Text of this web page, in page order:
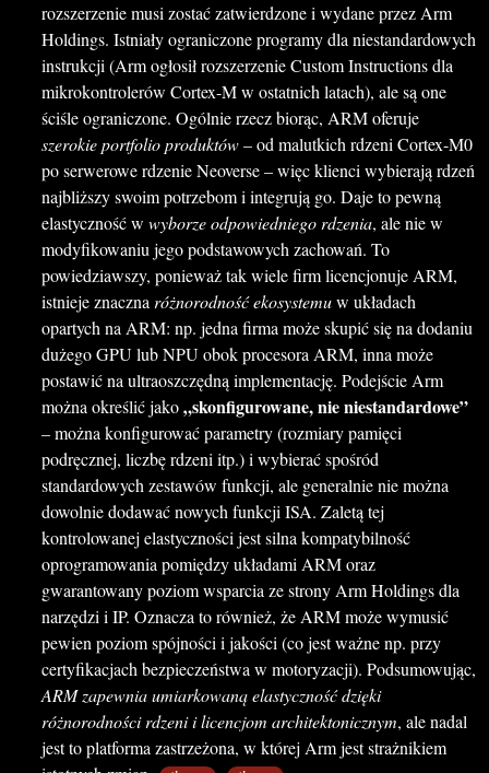
rozszerzenie musi zostać zatwierdzone i wydane przez Arm
Holdings. Istniały ograniczone programy dla niestandardowych
instrukcji (Arm ogłosił rozszerzenie Custom Instructions dla
mikrokontrolerów Cortex-M w ostatnich latach), ale są one
ściśle ograniczone. Ogólnie rzecz biorąc, ARM oferuje
szerokie portfolio produktów– od malutkich rdzeni Cortex-M0
po serwerowe rdzenie Neoverse – więc klienci wybierają rdzeń
najbliższy swoim potrzebom i integrują go. Daje to pewną
elastyczność w wyborze odpowiedniego rdzenia, ale nie w
modyfikowaniu jego podstawowych zachowań. To
powiedziawszy, ponieważ tak wiele firm licencjonuje ARM,
istnieje znacznaróżnorodność ekosystemuw układach
opartych na ARM: np. jedna firma może skupić się na dodaniu
dużego GPU lub NPU obok procesora ARM, inna może
postawić na ultraoszczędną implementację. Podejście Arm
można określić jako„skonfigurowane, nie niestandardowe”
– można konfigurować parametry (rozmiary pamięci
podręcznej, liczbę rdzeni itp.) i wybierać spośród
standardowych zestawów funkcji, ale generalnie nie można
dowolnie dodawać nowych funkcji ISA. Zaletą tej
kontrolowanej elastyczności jest silna kompatybilność
oprogramowania pomiędzy układami ARM oraz
gwarantowany poziom wsparcia ze strony Arm Holdings dla
narzędzi i IP. Oznacza to również, że ARM może wymusić
pewien poziom spójności i jakości (co jest ważne np. przy
certyfikacjach bezpieczeństwa w motoryzacji). Podsumowując,
ARM zapewnia umiarkowaną elastyczność dzięki
różnorodności rdzeni i licencjom architektonicznym, ale nadal
jest to platforma zastrzeżona, w której Arm jest strażnikiem